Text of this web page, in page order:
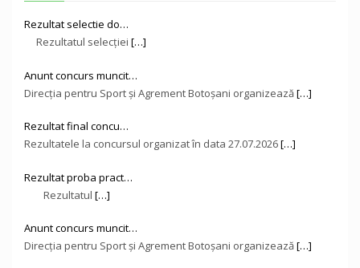
Rezultat selectie do…
Rezultatul selecției […]
Anunt concurs muncit…
Direcţia pentru Sport și Agrement Botoşani organizează[…]
Rezultat final concu…
Rezultatele la concursul organizat în data 27.07.2026[…]
Rezultat proba pract…
Rezultatul […]
Anunt concurs muncit…
Direcţia pentru Sport și Agrement Botoşani organizează[…]